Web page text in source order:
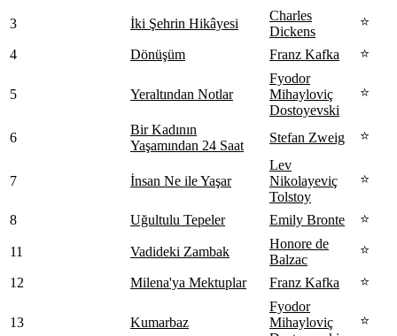
3 İki Şehrin Hikâyesi
Charles
Dickens
⭐
4 Dönüşüm Franz Kafka ⭐
5 Yeraltından Notlar
Fyodor
Mihayloviç
Dostoyevski
⭐
6
Bir Kadının
Yaşamından 24 Saat
Stefan Zweig ⭐
7 İnsan Ne ile Yaşar
Lev
Nikolayeviç
Tolstoy
⭐
8 Uğultulu Tepeler Emily Bronte ⭐
11 Vadideki Zambak
Honore de
Balzac
⭐
12 Milena'ya Mektuplar Franz Kafka ⭐
13 Kumarbaz
Fyodor
Mihayloviç
⭐